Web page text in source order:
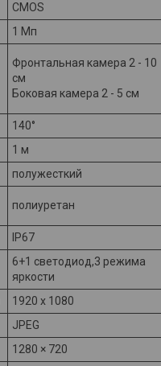
CMOS
1 Мп
Фронтальная камера 2 - 10
см
Боковая камера 2 - 5 см
140°
1 м
полужесткий
полиуретан
IP67
6+1 светодиод,3 режима
яркости
1920 х 1080
JPEG
1280 × 720